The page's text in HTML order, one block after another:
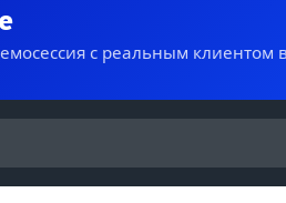
с реальным клиентом